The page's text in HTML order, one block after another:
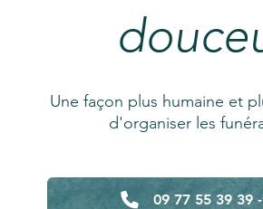
Une façon plus humaine et
d'organiser les
09 77 55 39 39 -